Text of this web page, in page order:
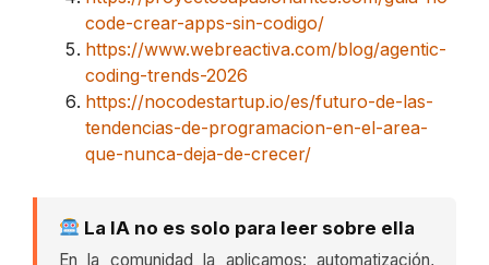
code-crear-apps-sin-codigo/
https://www.webreactiva.com/blog/agentic-
coding-trends-2026
https://nocodestartup.io/es/futuro-de-las-
tendencias-de-programacion-en-el-area-
que-nunca-deja-de-crecer/
La IA no es solo para leer sobre ella
En la comunidad la aplicamos: automatización,